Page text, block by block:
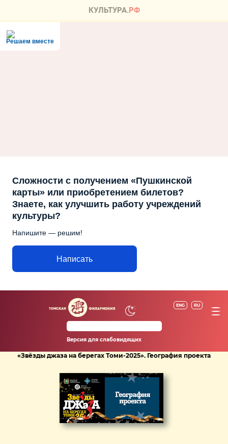
Решаем вместе
Сложности с получением «Пушкинской
карты» или приобретением билетов?
Знаете, как улучшить работу учреждений
культуры?
Напишите — решим!
Написать
ENG RU
Версия для слабовидящих
«Звёзды джаза на берегах Томи-2025». География проекта